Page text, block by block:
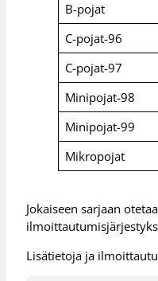
B-pojat
C-pojat-96
C-pojat-97
Minipojat-98
Minipojat-99
Mikropojat
Jokaiseen sarjaan
Lisätietoja ja